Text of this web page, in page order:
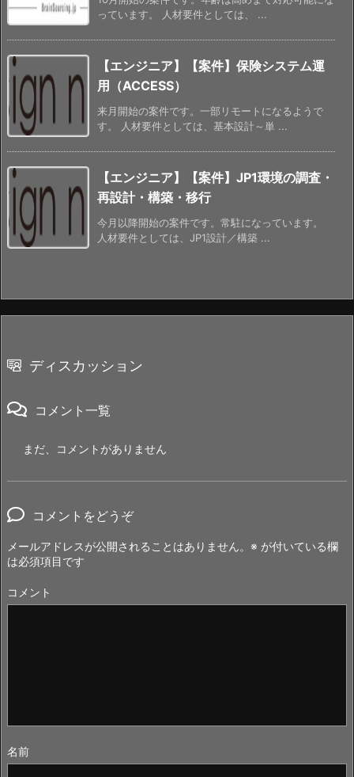
っています。 人材要件としては、 ...
【エンジニア】【案件】保険システム運
用（ACCESS）
来月開始の案件です。一部リモートになるようで
す。 人材要件としては、基本設計～単 ...
【エンジニア】【案件】JP1環境の調査・
再設計・構築・移行
今月以降開始の案件です。常駐になっています。
人材要件としては、JP1設計／構築 ...
ディスカッション
コメント一覧
まだ、コメントがありません
コメントをどうぞ
メールアドレスが公開されることはありません。 ※ が付いている欄
は必須項目です
コメント
名前